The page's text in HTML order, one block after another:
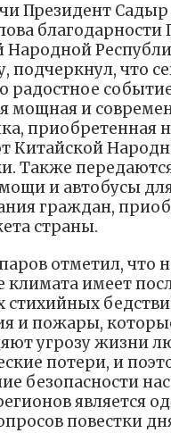
Президент
благодарности
Народной
подчеркнул, что
радостное
мощная и
приобретенная
Китайской
Также
и автобусы
граждан,
страны.
отметил, что
климата имеет
стихийных
и пожары,
угрозу жизни
потери, и
безопасности
является
повестки